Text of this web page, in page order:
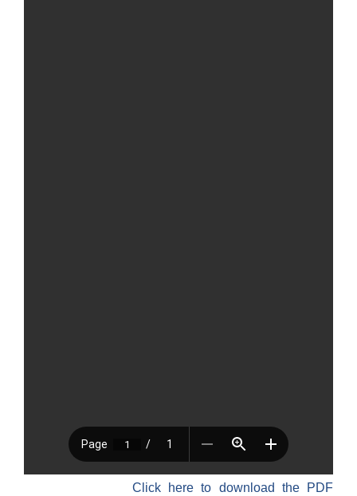
Click here to download the PDF